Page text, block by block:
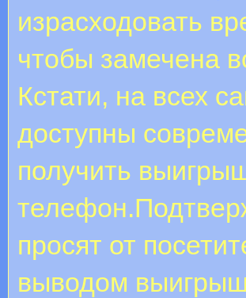
израсходовать
чтобы замечена
Кстати, на всех
доступны
получить
просят от
выводом